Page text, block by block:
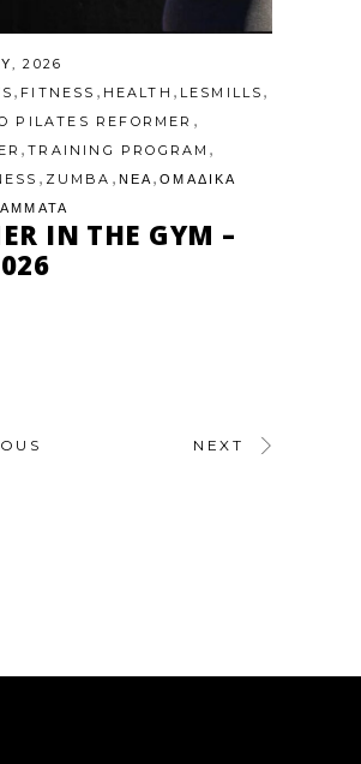
2026
, FITNESS , HEALTH , LESMILLS ,
PILATES REFORMER ,
,TRAINING PROGRAM ,
, ZUMBA , ΝΕΑ,ΟΜΑΔΙΚΑ
IN THE GYM –
NEXT